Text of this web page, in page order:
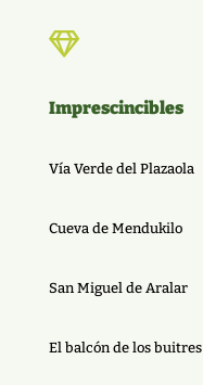

Imprescincibles
Vía Verde del Plazaola
Cueva de Mendukilo
San Miguel de Aralar
El balcón de los buitres